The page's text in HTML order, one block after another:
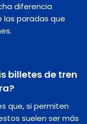
diferencia
las paradas que
billetes de tren
que, si permiten
suelen ser más